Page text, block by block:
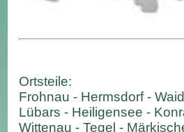
Ortsteile:
Frohnau - Hermsdorf -
Lübars - Heiligensee -
Wittenau - Tegel -